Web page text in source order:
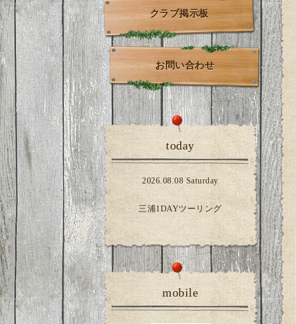
クラブ掲示板
お問い合わせ
today
2026.08.08 Saturday
三浦1DAYツーリング
mobile